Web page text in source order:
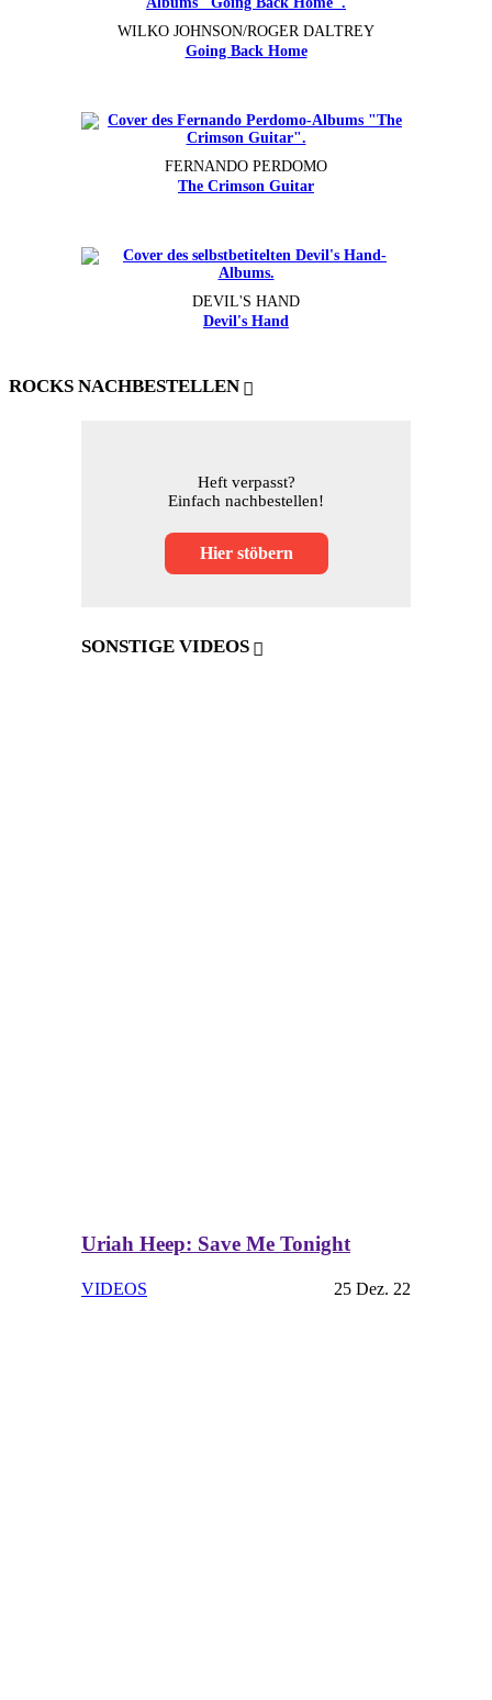
WILKO JOHNSON/ROGER DALTREY
Going Back Home
FERNANDO PERDOMO
The Crimson Guitar
DEVIL'S HAND
Devil's Hand
ROCKS NACHBESTELLEN
Heft verpasst?
Einfach nachbestellen!
Hier stöbern
SONSTIGE VIDEOS
Uriah Heep: Save Me Tonight
VIDEOS 25 Dez. 22